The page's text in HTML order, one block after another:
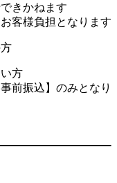
きかねます
客様負担となります
方
前振込】のみとなり